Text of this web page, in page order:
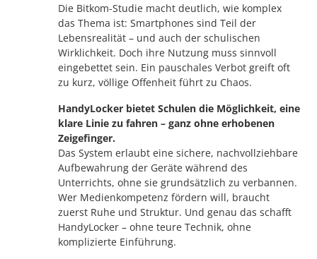
Die Bitkom-Studie macht deutlich, wie komplex
das Thema ist: Smartphones sind Teil der
Lebensrealität – und auch der schulischen
Wirklichkeit. Doch ihre Nutzung muss sinnvoll
eingebettet sein. Ein pauschales Verbot greift oft
zu kurz, völlige Offenheit führt zu Chaos.
HandyLocker bietet Schulen die Möglichkeit, eine
klare Linie zu fahren – ganz ohne erhobenen
Zeigefinger.
Das System erlaubt eine sichere, nachvollziehbare
Aufbewahrung der Geräte während des
Unterrichts, ohne sie grundsätzlich zu verbannen.
Wer Medienkompetenz fördern will, braucht
zuerst Ruhe und Struktur. Und genau das schafft
HandyLocker – ohne teure Technik, ohne
komplizierte Einführung.